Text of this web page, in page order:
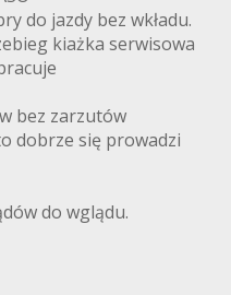
do jazdy bez wkładu.
kiażka serwisowa
bez zarzutów
dobrze się prowadzi
do wglądu.